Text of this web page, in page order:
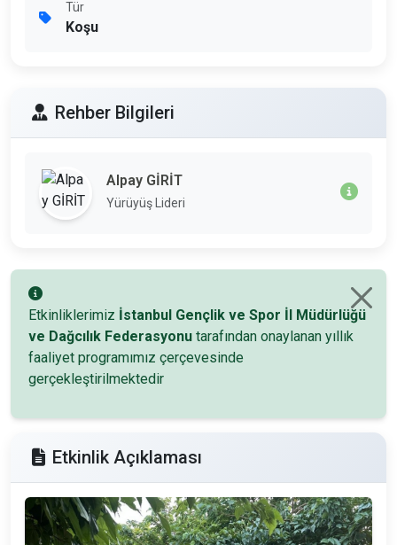
Tür
Koşu
Rehber Bilgileri
Alpay GİRİT
Yürüyüş Lideri
Etkinliklerimiz İstanbul Gençlik ve Spor İl Müdürlüğü
ve Dağcılık Federasyonu tarafından onaylanan yıllık
faaliyet programımız çerçevesinde
gerçekleştirilmektedir
Etkinlik Açıklaması